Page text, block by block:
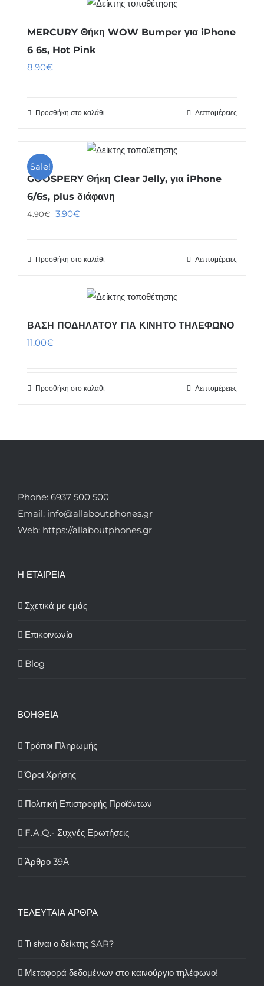
MERCURY Θήκη WOW Bumper για iPhone
6 6s, Hot Pink
8.90€
Προσθήκη στο καλάθι Λεπτομέρειες
Sale!
GOOSPERY Θήκη Clear Jelly, για iPhone
6/6s, plus διάφανη
4.90€ Original
4.90€.
3.90€
είναι:
Προσθήκη στο καλάθι Λεπτομέρειες
ΒΑΣΗ ΠΟΔΗΛΑΤΟΥ ΓΙΑ ΚΙΝΗΤΟ ΤΗΛΕΦΩΝΟ
11.00€
Προσθήκη στο καλάθι Λεπτομέρειες
Phone: 6937 500 500
Email: info@allaboutphones.gr
Web: https://allaboutphones.gr
Η ΕΤΑΙΡΕΙΑ
Σχετικά με εμάς
Επικοινωνία
Blog
ΒΟΗΘΕΙΑ
Τρόποι Πληρωμής
Όροι Χρήσης
Πολιτική Επιστροφής Προϊόντων
F.A.Q.- Συχνές Ερωτήσεις
Άρθρο 39Α
ΤΕΛΕΥΤΑΙΑ ΑΡΘΡΑ
Τι είναι ο δείκτης SAR?
Μεταφορά δεδομένων στο καινούργιο τηλέφωνο!